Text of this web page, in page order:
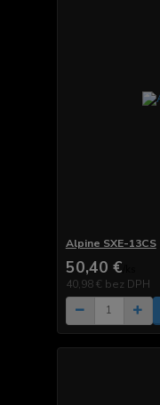
Alpine SXE-13CS
50,40 €
40,98 € bez DPH